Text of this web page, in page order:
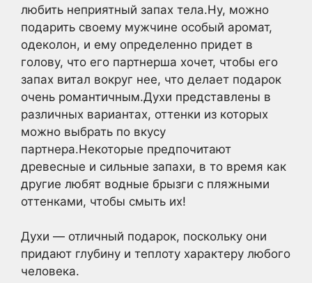
любить неприятный запах тела.Ну, можно
подарить своему мужчине особый аромат,
одеколон, и ему определенно придет в
голову, что его партнерша хочет, чтобы его
запах витал вокруг нее, что делает подарок
очень романтичным.Духи представлены в
различных вариантах, оттенки из которых
можно выбрать по вкусу
партнера.Некоторые предпочитают
древесные и сильные запахи, в то время как
другие любят водные брызги с пляжными
оттенками, чтобы смыть их!
Духи — отличный подарок, поскольку они
придают глубину и теплоту характеру любого
человека.